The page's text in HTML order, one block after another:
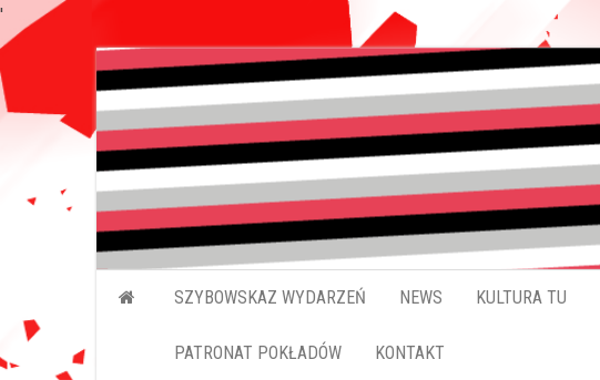
'
do
treści
SZYBOWSKAZ WYDARZEŃ NEWS KULTURA TU
PATRONAT POKŁADÓW KONTAKT